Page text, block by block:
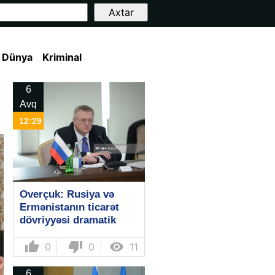
Dünya Kriminal
6
Avq
12:29
Overçuk: Rusiya və
Ermənistanın ticarət
dövriyyəsi dramatik
thumb_up 0 thumb_down 0  11